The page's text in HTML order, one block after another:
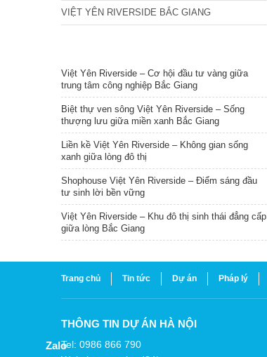
VIỆT YÊN RIVERSIDE BẮC GIANG
Việt Yên Riverside – Cơ hội đầu tư vàng giữa
trung tâm công nghiệp Bắc Giang
Biệt thự ven sông Việt Yên Riverside – Sống
thượng lưu giữa miền xanh Bắc Giang
Liền kề Việt Yên Riverside – Không gian sống
xanh giữa lòng đô thị
Shophouse Việt Yên Riverside – Điểm sáng đầu
tư sinh lời bền vững
Việt Yên Riverside – Khu đô thị sinh thái đẳng cấp
giữa lòng Bắc Giang
Trang chủ Tin tức Dự án Pháp lý
THÔNG TIN DỰ ÁN HÀ NỘI
Tel: 0986 866 790
Zalo